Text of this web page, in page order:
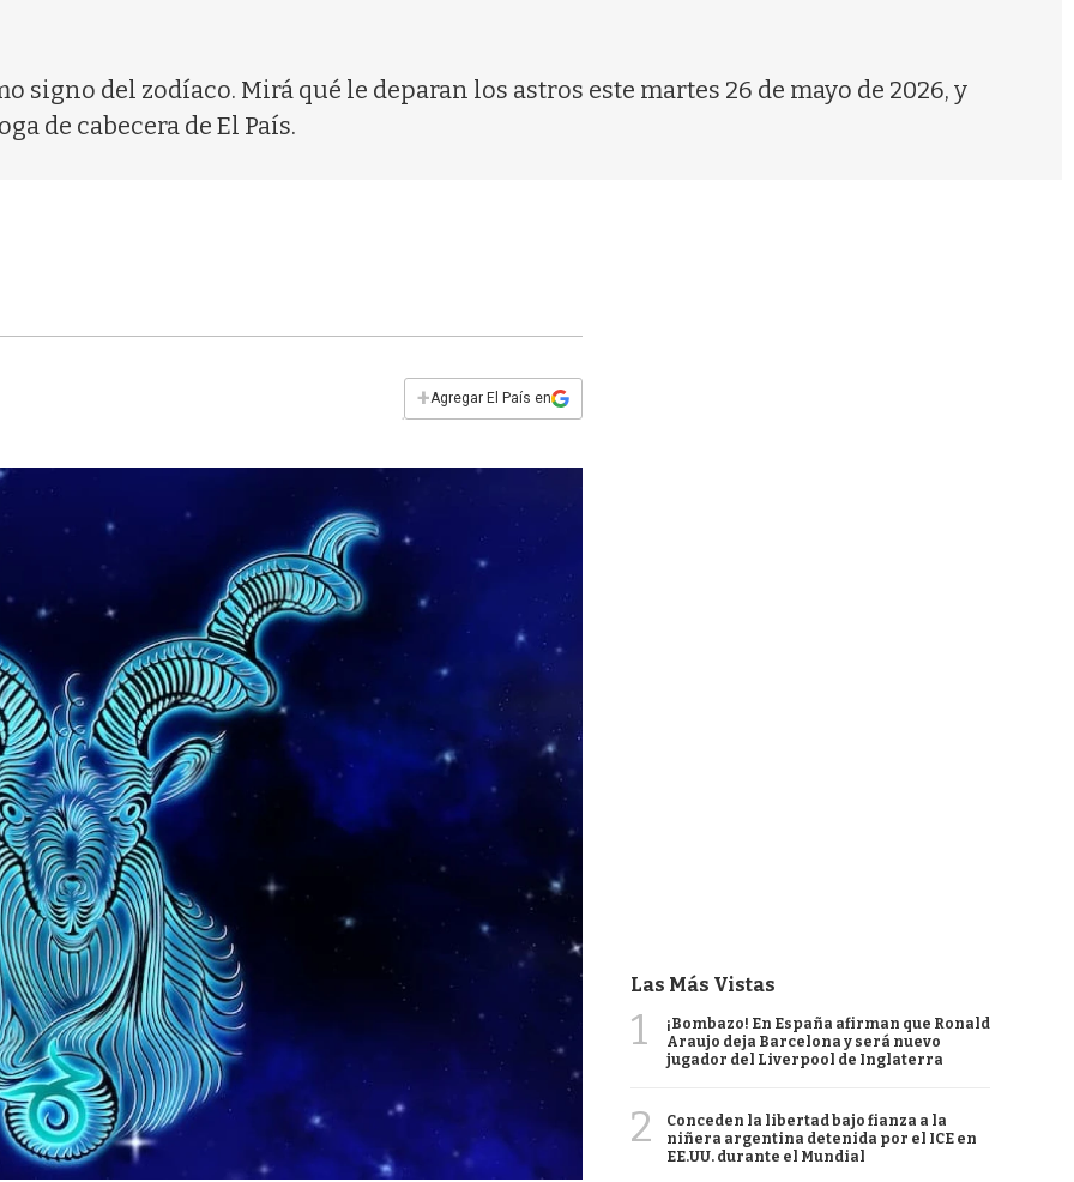
signo del zodíaco. Mirá qué le deparan los astros este martes 26 de mayo de 2026, y
de cabecera de El País.
+Agregar El País en
Las Más Vistas
1
¡Bombazo! En España afirman que Ronald
Araujo deja Barcelona y será nuevo
jugador del Liverpool de Inglaterra
2
Conceden la libertad bajo fianza a la
niñera argentina detenida por el ICE en
EE.UU. durante el Mundial